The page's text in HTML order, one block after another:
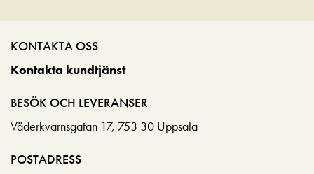
KONTAKTA OSS
Kontakta kundtjänst
BESÖK OCH LEVERANSER
Väderkvarnsgatan 17, 753 30 Uppsala
POSTADRESS